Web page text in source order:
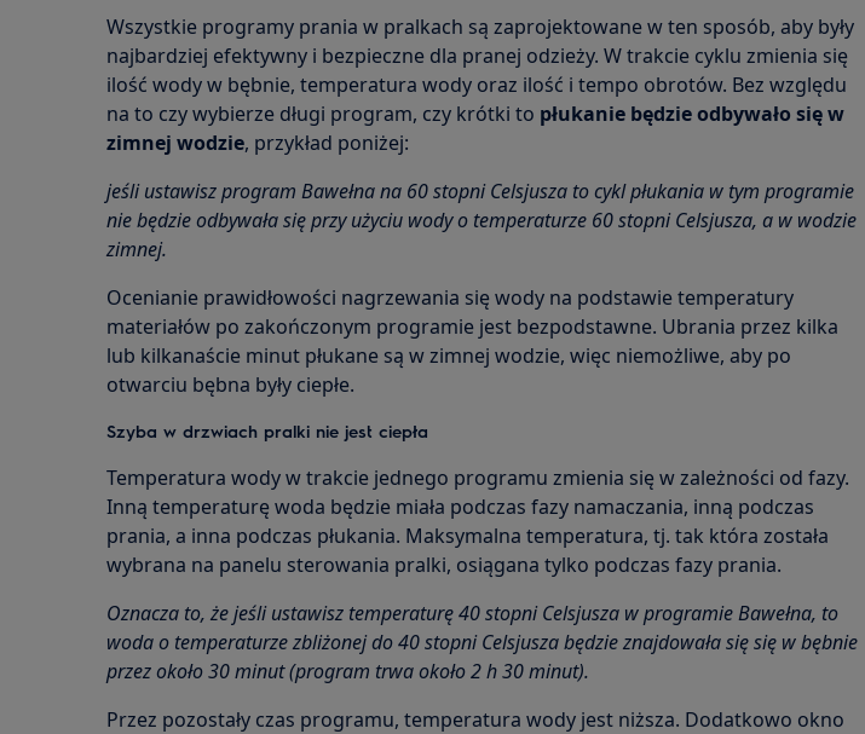
Wszystkie programy prania w pralkach są zaprojektowane w ten sposób, aby były
najbardziej efektywny i bezpieczne dla pranej odzieży. W trakcie cyklu zmienia się
ilość wody w bębnie, temperatura wody oraz ilość i tempo obrotów. Bez względu
na to czy wybierze długi program, czy krótki to płukanie będzie odbywało się w
zimnej wodzie, przykład poniżej:
jeśli ustawisz program Bawełna na 60 stopni Celsjusza to cykl płukania w tym programie
nie będzie odbywała się przy użyciu wody o temperaturze 60 stopni Celsjusza, a w wodzie
zimnej.
Ocenianie prawidłowości nagrzewania się wody na podstawie temperatury
materiałów po zakończonym programie jest bezpodstawne. Ubrania przez kilka
lub kilkanaście minut płukane są w zimnej wodzie, więc niemożliwe, aby po
otwarciu bębna były ciepłe.
Szyba w drzwiach pralki nie jest ciepła
Temperatura wody w trakcie jednego programu zmienia się w zależności od fazy.
Inną temperaturę woda będzie miała podczas fazy namaczania, inną podczas
prania, a inna podczas płukania. Maksymalna temperatura, tj. tak która została
wybrana na panelu sterowania pralki, osiągana tylko podczas fazy prania.
Oznacza to, że jeśli ustawisz temperaturę 40 stopni Celsjusza w programie Bawełna, to
woda o temperaturze zbliżonej do 40 stopni Celsjusza będzie znajdowała się się w bębnie
przez około 30 minut (program trwa około 2 h 30 minut).
Przez pozostały czas programu, temperatura wody jest niższa. Dodatkowo okno